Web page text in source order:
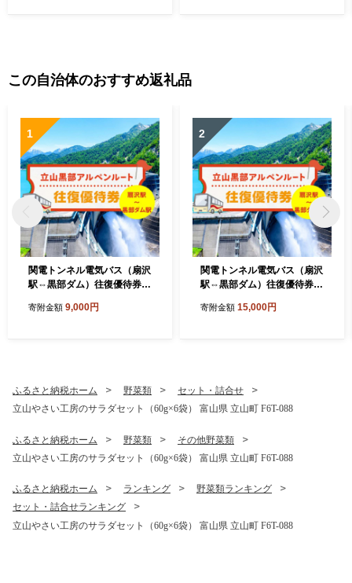
この自治体のおすすめ返礼品
1
関電トンネル電気バス（扇沢
駅⇔黒部ダム）往復優待券
寄附金額 9,000円
2
関電トンネル電気バス（扇沢
駅⇔黒部ダム）往復優待券
寄附金額 15,000円
ふるさと納税ホーム 野菜類
セット・詰合せ
立山やさい工房のサラダセット（60g×6袋） 富山県 立山町 F6T-088
ふるさと納税ホーム 野菜類
その他野菜類
立山やさい工房のサラダセット（60g×6袋） 富山県 立山町 F6T-088
ふるさと納税ホーム ランキング
野菜類ランキング
セット・詰合せランキング
立山やさい工房のサラダセット（60g×6袋） 富山県 立山町 F6T-088